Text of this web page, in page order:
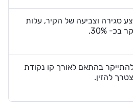
סגירה וצביעה של הקיר, עלות
30%.
בהתאם לאורך קו נקודת
להזין.